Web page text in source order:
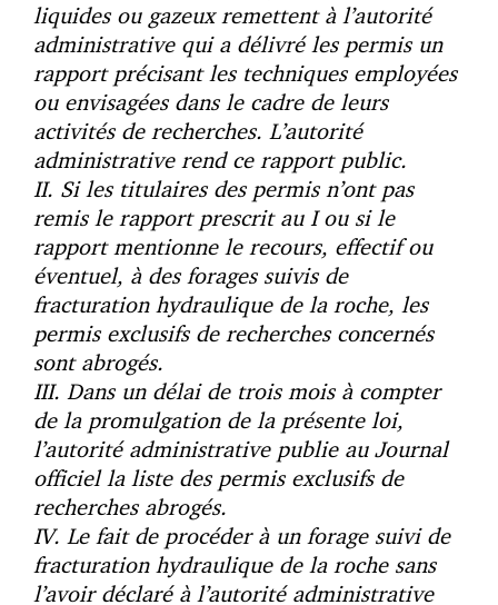
liquides ou gazeux remettent à l’autorité
administrative qui a délivré les permis un
rapport précisant les techniques employées
ou envisagées dans le cadre de leurs
activités de recherches. L’autorité
administrative rend ce rapport public.
II. Si les titulaires des permis n’ont pas
remis le rapport prescrit au I ou si le
rapport mentionne le recours, effectif ou
éventuel, à des forages suivis de
fracturation hydraulique de la roche, les
permis exclusifs de recherches concernés
sont abrogés.
III. Dans un délai de trois mois à compter
de la promulgation de la présente loi,
l’autorité administrative publie au Journal
officiel la liste des permis exclusifs de
recherches abrogés.
IV. Le fait de procéder à un forage suivi de
fracturation hydraulique de la roche sans
l’avoir déclaré à l’autorité administrative